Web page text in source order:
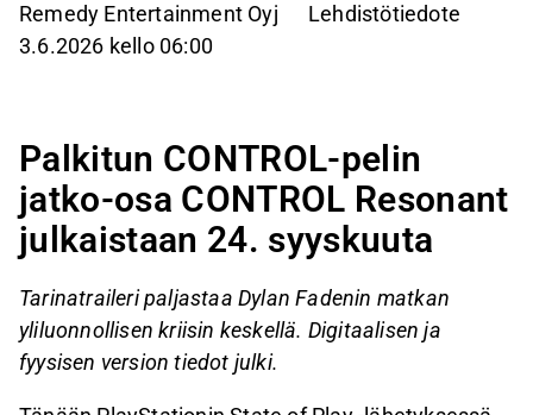
Remedy Entertainment Oyj Lehdistötiedote
3.6.2026 kello 06:00
Palkitun CONTROL-pelin
jatko-osa CONTROL Resonant
julkaistaan 24. syyskuuta
Tarinatraileri paljastaa Dylan Fadenin matkan
yliluonnollisen kriisin keskellä. Digitaalisen ja
fyysisen version tiedot julki.